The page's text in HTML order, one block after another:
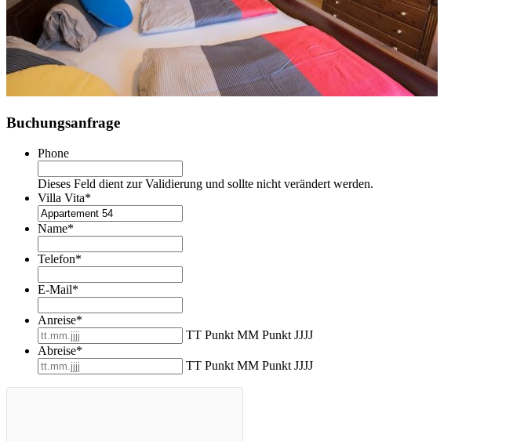
Buchungsanfrage
Phone
Dieses Feld dient zur Validierung und sollte nicht verändert werden.
Villa Vita*
Name*
Telefon*
E-Mail*
Anreise*
TT Punkt MM Punkt JJJJ
Abreise*
TT Punkt MM Punkt JJJJ